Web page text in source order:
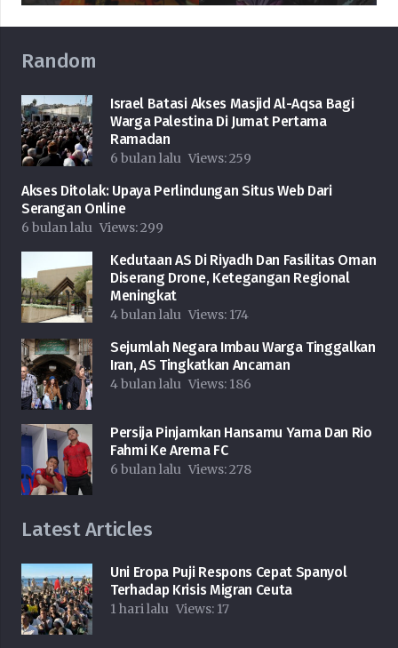
Random
Israel Batasi Akses Masjid Al-Aqsa Bagi
Warga Palestina Di Jumat Pertama
Ramadan
6 bulan lalu Views:259
Akses Ditolak: Upaya Perlindungan Situs Web Dari
Serangan Online
6 bulan lalu Views:299
Kedutaan AS Di Riyadh Dan Fasilitas Oman
Diserang Drone, Ketegangan Regional
Meningkat
4 bulan lalu Views: 174
Sejumlah Negara Imbau Warga Tinggalkan
Iran, AS Tingkatkan Ancaman
4 bulan lalu Views: 186
Persija Pinjamkan Hansamu Yama Dan Rio
Fahmi Ke Arema FC
6 bulan lalu Views:278
Latest Articles
Uni Eropa Puji Respons Cepat Spanyol
Terhadap Krisis Migran Ceuta
1 hari lalu Views: 17